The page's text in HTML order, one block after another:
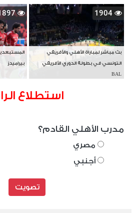
1904
بث مباشر لمباراة الأهلي والأفريقي
التونسي في بطولة الدوري الأفريقي
BAL
بيراميدز
استطلاع
مدرب الأهلي القادم؟
مصري
أجنبي
تصويت